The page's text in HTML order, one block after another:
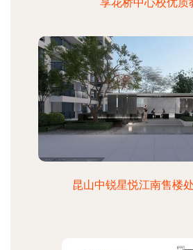
昆山中锐星悦江南售楼